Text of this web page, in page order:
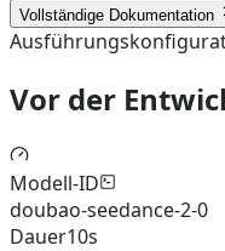
Vollständige Dokumentation
Vor der
Modell-ID
doubao-seedance-2-0
Dauer10s